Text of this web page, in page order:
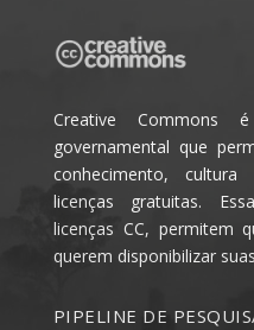
Creative Commons
governamental que
conhecimento,
licenças gratuitas.
licenças CC, permitem
querem disponibilizar
PIPELINE DE